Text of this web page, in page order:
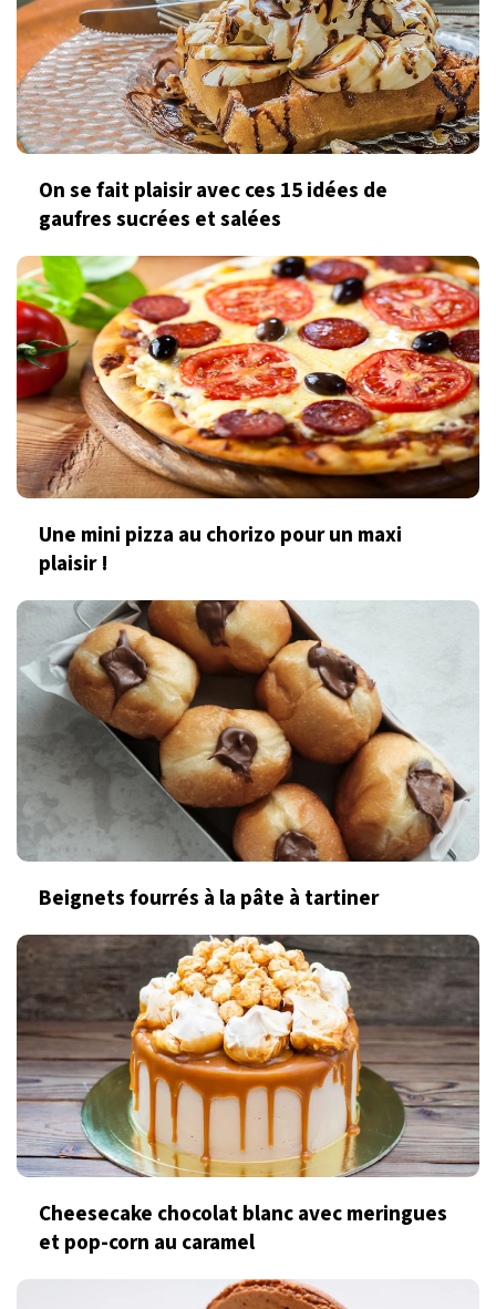
On se fait plaisir avec ces 15 idées de
gaufres sucrées et salées
Une mini pizza au chorizo pour un maxi
plaisir !
Beignets fourrés à la pâte à tartiner
Cheesecake chocolat blanc avec meringues
et pop-corn au caramel